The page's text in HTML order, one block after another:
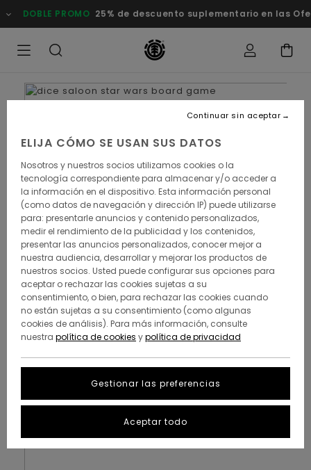
de descuento suplementario en las Ofertas Comprar ahora
ELIJA CÓMO SE USAN SUS DATOS
Nosotros y nuestros socios utilizamos cookies o la
tecnología correspondiente para almacenar y/o acceder a
la información en el dispositivo. Esta información personal
(como datos de navegación y dirección IP) puede utilizarse
para: presentarle anuncios y contenido personalizados,
medir el rendimiento de la publicidad y los contenidos,
presentar las anuncios personalizados, conocer mejor a
nuestra audiencia, desarrollar y mejorar los productos de
nuestros socios. Usted puede configurar sus opciones para
aceptar o rechazar las cookies sujetas a su
consentimiento, o bien, para rechazar las cookies cuando
no están sujetas a su consentimiento (como algunas
cookies de análisis). Para más información, consulte
nuestra política de cookies ypolítica de privacidad
Gestionar las preferencias
Continuar sin aceptar
Aceptar todo